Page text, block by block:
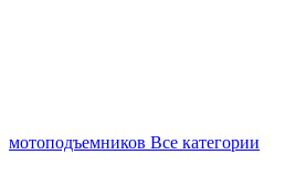
мотоподъемников Все категории